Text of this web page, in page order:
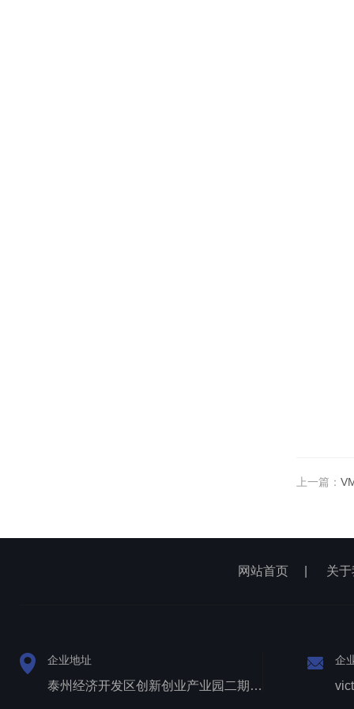
上一篇：
网站首页 关
企业地址
泰州经济开发区创新创业产业园二期1号厂房西侧三层
企